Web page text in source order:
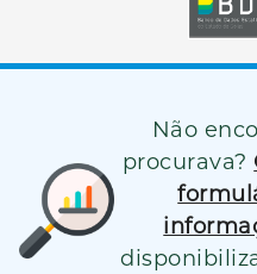
Não
procurava?